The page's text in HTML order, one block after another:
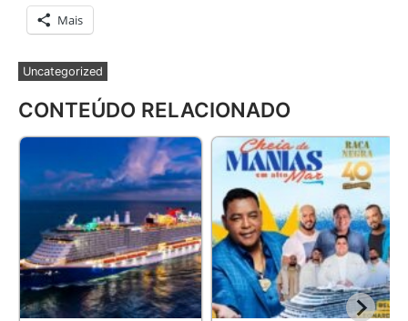
Mais
Uncategorized
CONTEÚDO RELACIONADO